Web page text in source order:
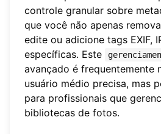
controle granular sobre
que você não apenas
edite ou adicione tags EXIF,
específicas. Este
avançado é frequentemente
usuário médio precisa, mas
para profissionais que
bibliotecas de fotos.